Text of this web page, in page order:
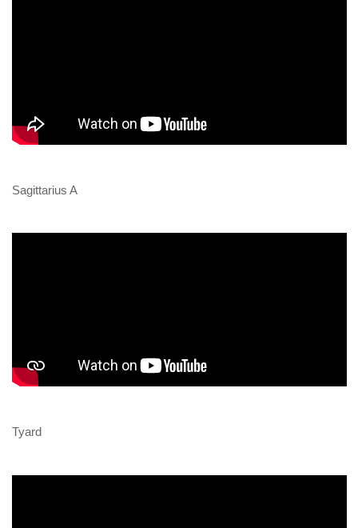
Sagittarius A
Tyard